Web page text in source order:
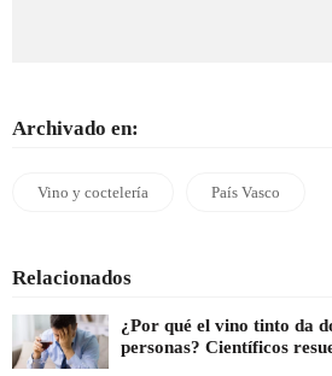
Archivado en:
Vino y coctelería País Vasco
Relacionados
¿Por qué el vino tinto da
personas? Científicos